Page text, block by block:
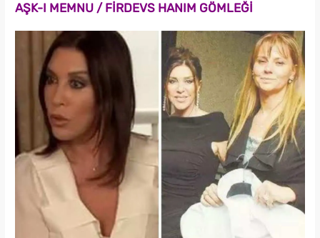
AŞK-I MEMNU / FİRDEVS HANIM GÖMLEĞİ